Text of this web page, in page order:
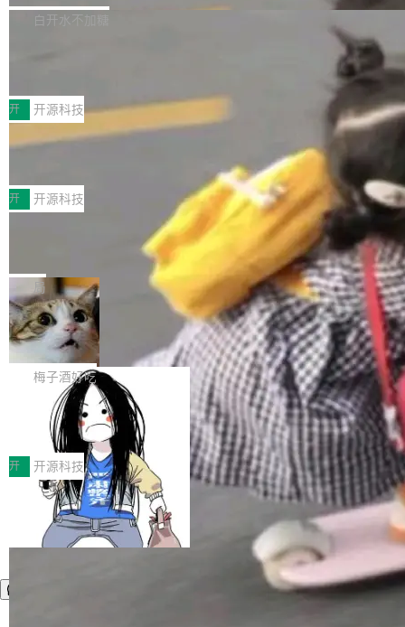
个主 agent 循环，外加一组后台 agent。这些后
库，并将作为transport接入Mooncake TENT。
MPComm将作为一种传输引擎接入Mooncake T
ENT，实现零拷贝传输性能提升30%、非零拷贝
传输性能最高提升5倍。UCL-MPComm底层基
于自研UCL-Engine通信引擎，后续腾讯网平将
持续开源更多基于UCL-Engine的高性能通信组
件。 腾讯网平团队在UCL-MPComm中实现了一
个独立于业务线程的全局通信引擎（Engine），
白开水不加糖
型案例入选名单》，深信服“面向企业研发场景的
开源 AI 编程平台 CoStrict 应用”凭借卓越的技术
创新与落地成效成功入选。 全链路私有化部署，
助力企业AI研发安全落地 当前，越来越多企业已
经开始引入 AI Coding 工具，通过调用公有云模
型或企业内部部署模型提升研发效率。但随着 AI
Coding 从个人辅助工具逐步走向团队级、组织
级应用，企业在规模化落地过程中，对安全性、
可控性和代码质量提出了更高要求。 首先是数据
安全与合规要求。对于大多数普通研发场景，公
有云模型能够满足快速试用和效率提升的需求。
但对于金融、能源、医疗等对数据安全要求较...
开 开源科技
深信服AI算力网关入选工信部人工智能
前不久，工业和信息化部正式发布《2025年人工
智能应用典型案例名单》，集中展示人工智能在
各领域的应用成果，覆盖技术底座、行业赋能、
产品应用、支撑保障、专题等五大方向。深信服
AI算力网关（AI创新平台）成功入选！ 随着各行
各业的Agent走向规模化建设，算力构成形态逐
渐丰富，用户关注的重点也在发生变化：不只是
让AI用起来，还要进一步看清混合算力时代下，
Token花在哪里、算力是否被充分利用，以及持
续增长的AI成本该如何优化。 深信服AI算力网关
正是围绕这些实际问题，从Token治理和成本治
理两个方面，让用户的每一份算力都看得清、管
得住、用得稳、省得下、更安全！ 一、从现在开
始，Token使用一目...
开 开源科技
Jeff Dean 离开 Google：一个时代的结
束，一个实验室的开始
Google 员工编号 20。MapReduce 作者之一。
Bigtable 作者之一。TensorFlow 的作者之一。
Gemini 的架构师。Google 首席科学家。 Jeff D
ean 在 Google 工作了 27 年后，宣布离职。 他
不是一个人走。一同离开的还有 Sanjay Ghema
wat（Google 员工编号 23，Jeff Dean 二十多
年的编程搭档，MapReduce 和 Bigtable 的共同
作者）、Quoc Le（Google 大脑核心成员，Se
q2Seq 和 DocAI 的共同发明人）以及 Oriol Vin
yals（Gemini 联合负责人，AlphaSta...
局
🔥 SolonCode v2026.8.4 发布：界面
字体可调、22 种语言、记忆搜索增强
打开终端就能上岗的全中文编码智能体，这一轮
把「看得清、用母语、记得住」三件事一次补
齐。 SolonCode 是什么 SolonCode 是杭州无
耳科技研发的企业级终端编码智能体——一位全
中文驱动的数字员工，自主理解需求、规划步
骤、编写代码。不挑模型、不挑平台，curl 一行
装完即用。 开源地址：Gitee · GitCode · GitHu
b 安装 支持 Java 8+（8~26）、macOS / Linu
x / Windows / Harmony PC。 # macOS / Linu
x / Harmony PC curl -fsSL https://solon.noea
梅子酒好吃
让“代码语义理解”深度释放AI Coding
价值潜能：华为云码道（CodeArts）
代码仓技术解析
一、代码仓深度理解技术的作用与价值 在软件工
程实践中，代码仓是企业核心知识资产的主要载
体。企业级代码仓库通常包含数十万乃至数百万
个文件，其规模远超单次模型调用可承载的上下
文窗口。随着项目规模的持续扩张与代码历史的
不断累积，代码仓中的模块关系、接口契约、业
务逻辑等关键信息往往分散于数十乃至数百个文
件之中，形成高度复杂的知识关联网络。传统的
开 开源科技